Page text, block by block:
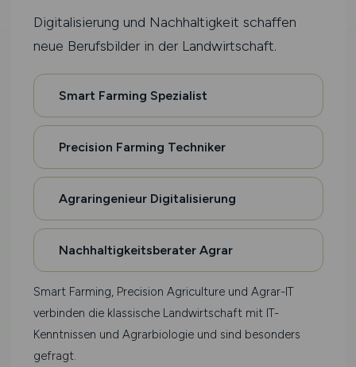
Digitalisierung und Nachhaltigkeit schaffen
neue Berufsbilder in der Landwirtschaft.
Smart Farming Spezialist
Precision Farming Techniker
Agraringenieur Digitalisierung
Nachhaltigkeitsberater Agrar
Smart Farming, Precision Agriculture und Agrar-IT
verbinden die klassische Landwirtschaft mit IT-
Kenntnissen und Agrarbiologie und sind besonders
gefragt.